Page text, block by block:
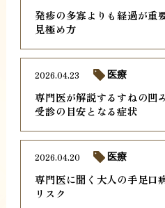
発疹の多寡よりも経過が重
見極め方
専門医が解説するすねの凹
受診の目安となる症状
2026.04.23 医療
専門医に聞く大人の手足口
リスク
2026.04.20 医療